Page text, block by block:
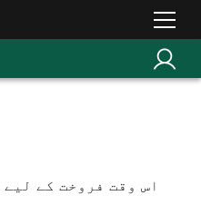
اس وقت فروخت کے